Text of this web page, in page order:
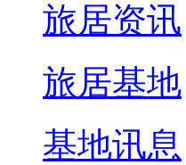
旅居资讯
旅居基地
基地讯息